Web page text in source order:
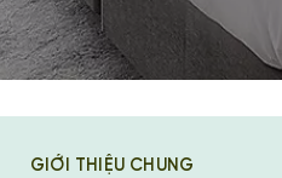
GIỚI THIỆU CHUNG